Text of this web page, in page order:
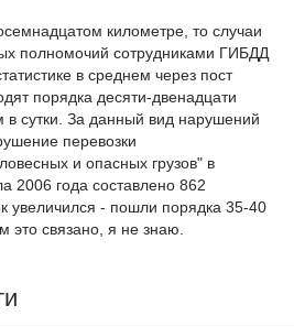
километре, то случаи
полномочий сотрудниками ГИБДД
в среднем через пост
порядка десяти-двенадцати
в сутки. За данный вид нарушений
перевозки
и опасных грузов" в
2006 года составлено 862
увеличился - пошли порядка 35-40
это связано, я не знаю.